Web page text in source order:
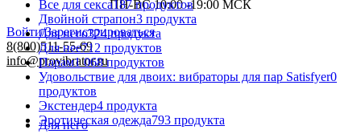
ПН-ВС 10:00 -19:00 МСК
Войти/Зарегистрироваться
8(800)511-55-69
info@provibrator.ru
Для него
Все для секса187 продуктов
Двойной страпон3 продукта
Для него324 продукта
Для нее712 продуктов
Парам1 068 продуктов
Удовольствие для двоих: вибраторы для пар Satisfyer0
продуктов
Экстендер4 продукта
Эротическая одежда793 продукта